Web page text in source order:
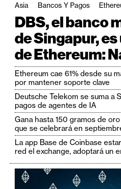
C
r
i
p
t
o
M
e
r
c
a
d
o
Asia Bancos Y Pagos
DBS, el banco
de Singapur,
de Ethereum:
Ethereum cae 61% desde su
por mantener soporte clave
Deutsche Telekom se suma a
pagos de agentes de IA
Gana hasta 150 gramos de
que se celebrará en
La app Base de Coinbase
red el exchange, adoptará un